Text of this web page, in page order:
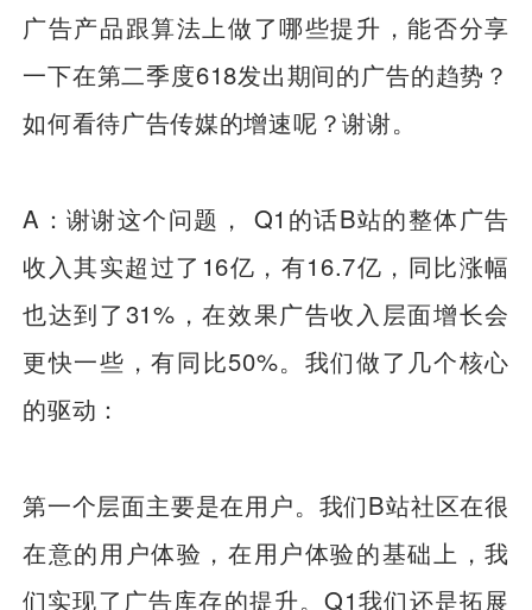
广告产品跟算法上做了哪些提升，能否分享
一下在第二季度618发出期间的广告的趋势？
如何看待广告传媒的增速呢？谢谢。
A：谢谢这个问题， Q1的话B站的整体广告
收入其实超过了16亿，有16.7亿，同比涨幅
也达到了31%，在效果广告收入层面增长会
更快一些，有同比50%。我们做了几个核心
的驱动：
第一个层面主要是在用户。我们B站社区在很
在意的用户体验，在用户体验的基础上，我
们实现了广告库存的提升。Q1我们还是拓展